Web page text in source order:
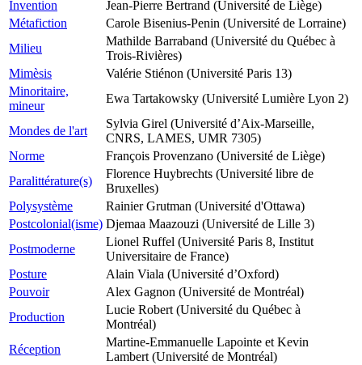
Invention
Jean-Pierre Bertrand (Université de Liège)
Métafiction
Carole Bisenius-Penin (Université de Lorraine)
Milieu
Mathilde Barraband (Université du Québec à
Trois-Rivières)
Mimèsis
Valérie Stiénon (Université Paris 13)
Minoritaire,
mineur
Ewa Tartakowsky (Université Lumière Lyon 2)
Mondes de l'art
Sylvia Girel (Université d’Aix-Marseille,
CNRS, LAMES, UMR 7305)
Norme
François Provenzano (Université de Liège)
Paralittérature(s)
Florence Huybrechts (Université libre de
Bruxelles)
Polysystème
Rainier Grutman (Université d'Ottawa)
Postcolonial(isme) Djemaa Maazouzi (Université de Lille 3)
Postmoderne
Lionel Ruffel (Université Paris 8, Institut
Universitaire de France)
Posture
Alain Viala (Université d’Oxford)
Pouvoir
Alex Gagnon (Université de Montréal)
Production
Lucie Robert (Université du Québec à
Montréal)
Réception
Martine-Emmanuelle Lapointe et Kevin
Lambert (Université de Montréal)